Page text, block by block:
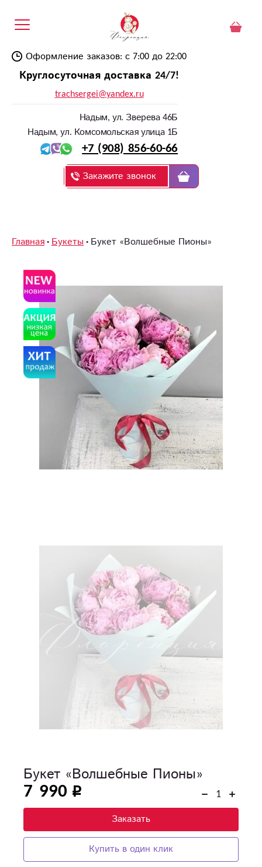
Оформление заказов: с 7:00 до 22:00
Круглосуточная доставка 24/7!
trachsergei@yandex.ru
Надым, ул. Зверева 46Б
Надым, ул. Комсомольская улица 1Б
+7 (908) 856-60-66
Закажите звонок
Главная Букеты Букет «Волшебные Пионы»
Букет «Волшебные Пионы»
7 990
Заказать
Купить в один клик